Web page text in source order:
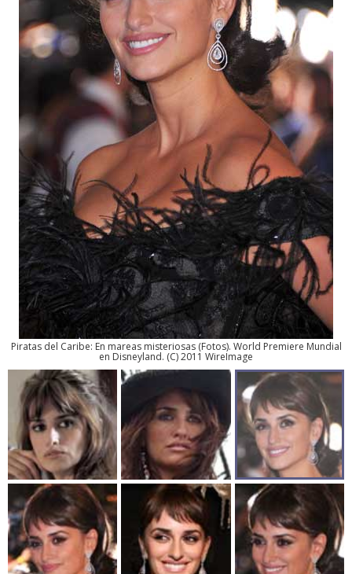
Piratas del Caribe: En mareas misteriosas(Fotos). World Premiere Mundial
en Disneyland. (C) 2011 WireImage